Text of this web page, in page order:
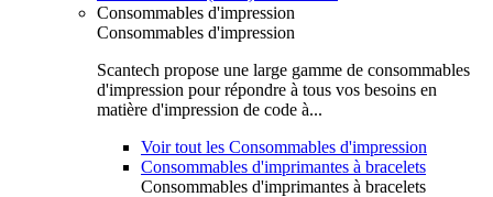
Consommables d'impression
Consommables d'impression
Scantech propose une large gamme de consommables
d'impression pour répondre à tous vos besoins en
matière d'impression de code à...
Voir tout les Consommables d'impression
Consommables d'imprimantes à bracelets
Consommables d'imprimantes à bracelets